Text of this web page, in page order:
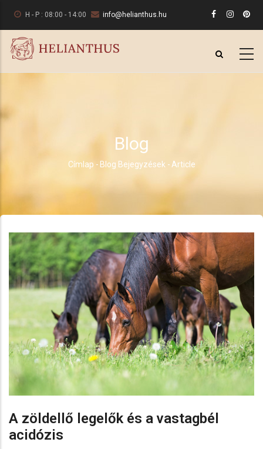
tartalomra
H - P : 08:00 - 14:00 info@helianthus.hu
Blog
Morzsa
Címlap - Blog Bejegyzések - Article
A zöldellő legelők és a vastagbél
acidózis